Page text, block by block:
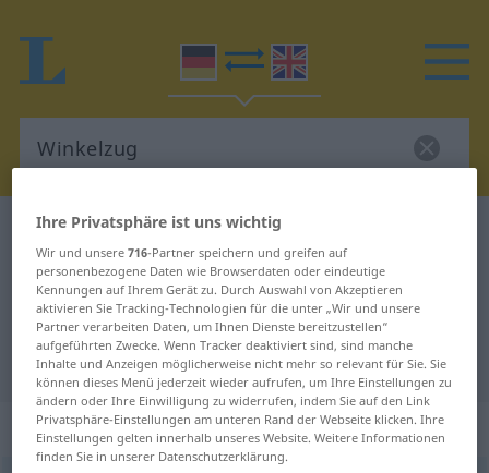
Deutsch-Englisch Wörterbuch
Deutsch-Englisch Übersetzung für
"Winkelzug"
"Winkelzug" Englisch Übersetzung
„Winkelzug“: Maskulinum
Ihre Privatsphäre ist uns wichtig
Wir und unsere716-Partner speichern und greifen auf
personenbezogene Daten wie Browserdaten oder eindeutige
Kennungen auf Ihrem Gerät zu. Durch Auswahl von Akzeptieren
aktivieren Sie Tracking-Technologien für die unter „Wir und unsere
Partner verarbeiten Daten, um Ihnen Dienste bereitzustellen“
aufgeführten Zwecke. Wenn Tracker deaktiviert sind, sind manche
Inhalte und Anzeigen möglicherweise nicht mehr so relevant für Sie. Sie
können dieses Menü jederzeit wieder aufrufen, um Ihre Einstellungen zu
ändern oder Ihre Einwilligung zu widerrufen, indem Sie auf den Link
Privatsphäre-Einstellungen am unteren Rand der Webseite klicken. Ihre
Einstellungen gelten innerhalb unseres Website. Weitere Informationen
finden Sie in unserer Datenschutzerklärung.